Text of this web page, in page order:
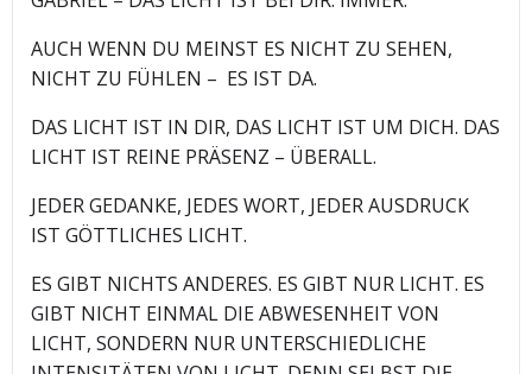
AUCH WENN DU MEINST ES NICHT ZU SEHEN,
NICHT ZU FÜHLEN – ES IST DA.
DAS LICHT IST IN DIR, DAS LICHT IST UM DICH. DAS
LICHT IST REINE PRÄSENZ – ÜBERALL.
JEDER GEDANKE, JEDES WORT, JEDER AUSDRUCK
IST GÖTTLICHES LICHT.
ES GIBT NICHTS ANDERES. ES GIBT NUR LICHT. ES
GIBT NICHT EINMAL DIE ABWESENHEIT VON
LICHT, SONDERN NUR UNTERSCHIEDLICHE